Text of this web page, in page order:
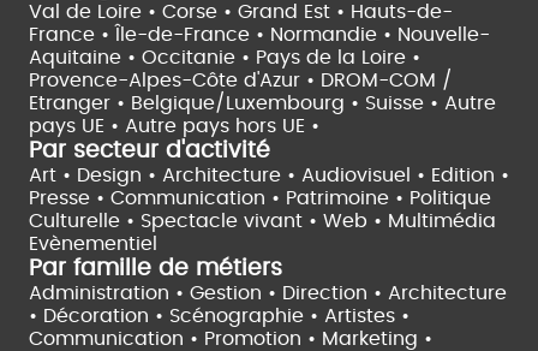
Val de Loire • Corse • Grand Est • Hauts-de-
France •
Île-de-France • Normandie • Nouvelle-
Aquitaine • Occitanie • Pays de la Loire •
Provence-Alpes-Côte d'Azur • DROM-COM /
Etranger • Belgique/Luxembourg • Suisse • Autre
pays UE • Autre pays hors UE •
Par secteur d'activité
Art • Design • Architecture • Audiovisuel • Edition •
Presse • Communication • Patrimoine • Politique
Culturelle • Spectacle vivant • Web • Multimédia
Evènementiel
Par famille de métiers
Administration • Gestion • Direction • Architecture
• Décoration • Scénographie • Artistes •
Communication • Promotion • Marketing •